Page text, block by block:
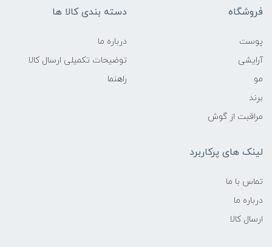
فروشگاه
پوست
آرایشی
مو
برند
مراقبت از گوش
دسته بندی کالا ها
درباره ما
توضیحات تکمیلی ارسال کالا
راهنما
لینک های پرکاربرد
تماس با ما
درباره ما
ارسال کالا